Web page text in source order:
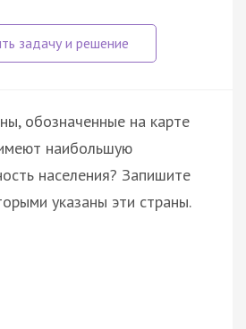
обозначенные на карте
наибольшую
населения? Запишите
указаны эти страны.